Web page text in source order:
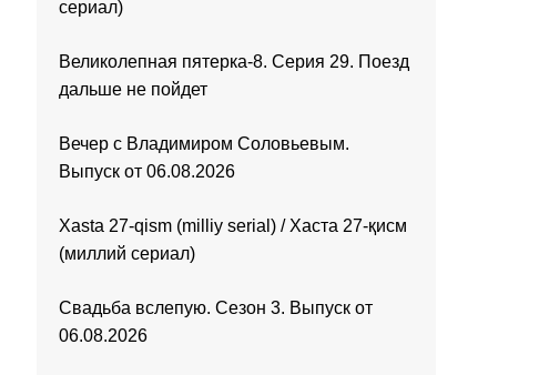
сериал)
Великолепная пятерка-8. Серия 29. Поезд
дальше не пойдет
Вечер с Владимиром Соловьевым.
Выпуск от 06.08.2026
Xasta 27-qism (milliy serial) / Хаста 27-қисм
(миллий сериал)
Свадьба вслепую. Сезон 3. Выпуск от
06.08.2026